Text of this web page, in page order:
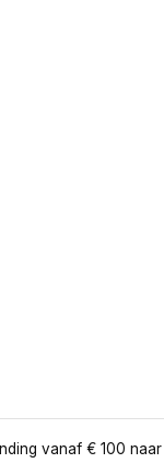
vanaf € 100 naar